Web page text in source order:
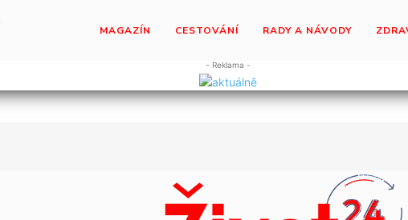
MAGAZÍN CESTOVÁNÍ RADY A NÁVODY
- Reklama -